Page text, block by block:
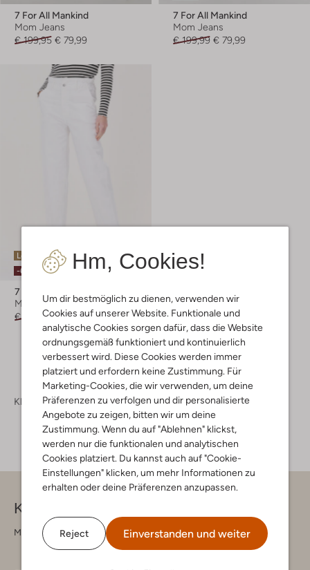
Hm, Cookies!
Um dir bestmöglich zu dienen, verwenden wir
Cookies auf unserer Website. Funktionale und
analytische Cookies sorgen dafür, dass die Website
ordnungsgemäß funktioniert und kontinuierlich
verbessert wird. Diese Cookies werden immer
platziert und erfordern keine Zustimmung. Für
Marketing-Cookies, die wir verwenden, um deine
Präferenzen zu verfolgen und dir personalisierte
Angebote zu zeigen, bitten wir um deine
Zustimmung. Wenn du auf "Ablehnen" klickst,
werden nur die funktionalen und analytischen
Cookies platziert. Du kannst auch auf "Cookie-
Einstellungen" klicken, um mehr Informationen zu
erhalten oder deine Präferenzen anzupassen.
Reject Einverstanden und weiter
7 For All Mankind
Mom Jeans
€ 199,95 € 79,99
7 For All Mankind
Mom Jeans
€ 199,99 € 79,99
Letzter Artikel
-60%
7 For All Mankind
Mom Jeans
€ 189,95 € 75,99
Kleidung Jeans Jeans Damen
Kontakt
Montag - Freitag 09:00 - 17:00 uur